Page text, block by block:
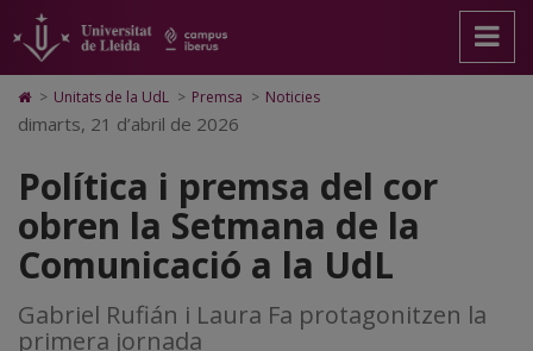
Política
premsa
del
cor
obren
la
Setmana
de
pàgina
principal.
Universitat
Lleida
contingut
principal
Mapa
Web.
Universitat
Cerca
Accessibilitat.
Universitat
Lleida
Icono
de
Home
ir
a
la
página
de
inicio
> Unitats de la UdL > Premsa > Noticies
dimarts, 21 d’abril de 2026
Política i premsa del cor
obren la Setmana de la
Comunicació a la UdL
Gabriel Rufián i Laura Fa protagonitzen la
primera jornada